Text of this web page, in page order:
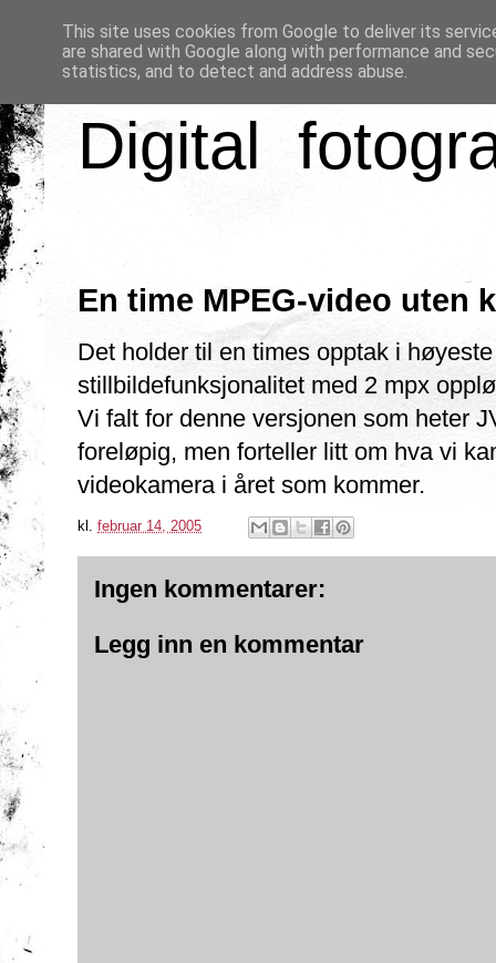
Digital
En time MPEG-video uten
Det holder til en times opptak i
stillbildefunksjonalitet med 2 mpx
Vi falt for denne versjonen som heter
foreløpig, men forteller litt om hva vi
videokamera i året som kommer.
kl. februar 14, 2005
Ingen kommentarer:
Legg inn en kommentar
This site uses cookies from Google to deliver its
are shared with Google along with performance and
statistics, and to detect and address abuse.